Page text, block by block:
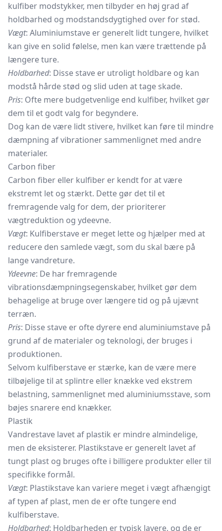
kulfiber modstykker, men tilbyder en høj grad af
holdbarhed og modstandsdygtighed over for stød.
Vægt: Aluminiumstave er generelt lidt tungere, hvilket
kan give en solid følelse, men kan være trættende på
længere ture.
Holdbarhed: Disse stave er utroligt holdbare og kan
modstå hårde stød og slid uden at tage skade.
Pris: Ofte mere budgetvenlige end kulfiber, hvilket gør
dem til et godt valg for begyndere.
Dog kan de være lidt stivere, hvilket kan føre til mindre
dæmpning af vibrationer sammenlignet med andre
materialer.
Carbon fiber
Carbon fiber eller kulfiber er kendt for at være
ekstremt let og stærkt. Dette gør det til et
fremragende valg for dem, der prioriterer
vægtreduktion og ydeevne.
Vægt: Kulfiberstave er meget lette og hjælper med at
reducere den samlede vægt, som du skal bære på
lange vandreture.
Ydeevne: De har fremragende
vibrationsdæmpningsegenskaber, hvilket gør dem
behagelige at bruge over længere tid og på ujævnt
terræn.
Pris: Disse stave er ofte dyrere end aluminiumstave på
grund af de materialer og teknologi, der bruges i
produktionen.
Selvom kulfiberstave er stærke, kan de være mere
tilbøjelige til at splintre eller knække ved ekstrem
belastning, sammenlignet med aluminiumsstave, som
bøjes snarere end knækker.
Plastik
Vandrestave lavet af plastik er mindre almindelige,
men de eksisterer. Plastikstave er generelt lavet af
tungt plast og bruges ofte i billigere produkter eller til
specifikke formål.
Vægt: Plastikstave kan variere meget i vægt afhængigt
af typen af plast, men de er ofte tungere end
kulfiberstave.
Holdbarhed: Holdbarheden er typisk lavere, og de er